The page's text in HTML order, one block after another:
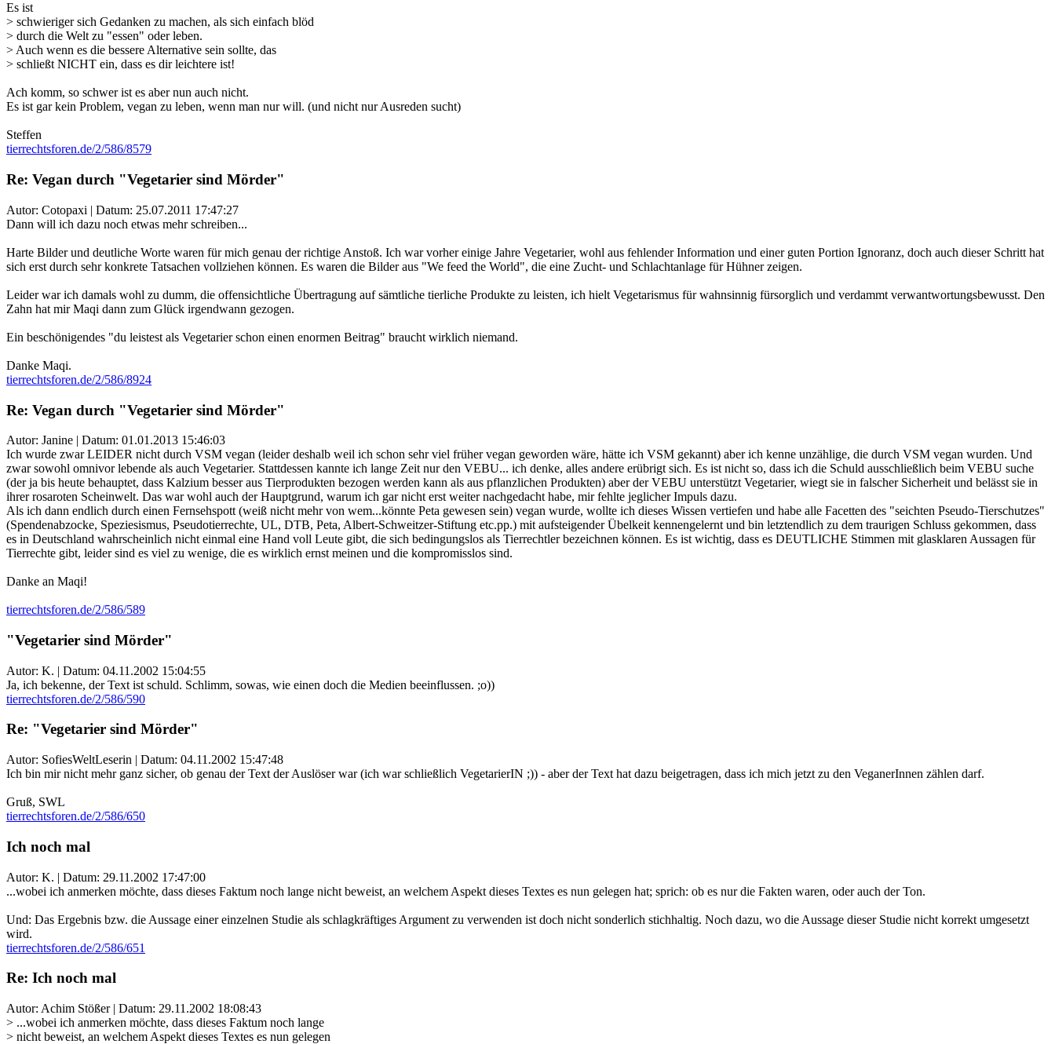
Es ist
> schwieriger sich Gedanken zu machen, als sich einfach blöd
> durch die Welt zu "essen" oder leben.
> Auch wenn es die bessere Alternative sein sollte, das
> schließt NICHT ein, dass es dir leichtere ist!
Ach komm, so schwer ist es aber nun auch nicht.
Es ist gar kein Problem, vegan zu leben, wenn man nur will. (und nicht nur Ausreden sucht)
Steffen
tierrechtsforen.de/2/586/8579
Re: Vegan durch "Vegetarier sind Mörder"
Autor: Cotopaxi | Datum: 25.07.2011 17:47:27
Dann will ich dazu noch etwas mehr schreiben...
Harte Bilder und deutliche Worte waren für mich genau der richtige Anstoß. Ich war vorher einige Jahre Vegetarier, wohl aus fehlender Information und einer guten Portion Ignoranz, doch auch dieser Schritt hat
sich erst durch sehr konkrete Tatsachen vollziehen können. Es waren die Bilder aus "We feed the World", die eine Zucht- und Schlachtanlage für Hühner zeigen.
Leider war ich damals wohl zu dumm, die offensichtliche Übertragung auf sämtliche tierliche Produkte zu leisten, ich hielt Vegetarismus für wahnsinnig fürsorglich und verdammt verwantwortungsbewusst. Den
Zahn hat mir Maqi dann zum Glück irgendwann gezogen.
Ein beschönigendes "du leistest als Vegetarier schon einen enormen Beitrag" braucht wirklich niemand.
Danke Maqi.
tierrechtsforen.de/2/586/8924
Re: Vegan durch "Vegetarier sind Mörder"
Autor: Janine | Datum: 01.01.2013 15:46:03
Ich wurde zwar LEIDER nicht durch VSM vegan (leider deshalb weil ich schon sehr viel früher vegan geworden wäre, hätte ich VSM gekannt) aber ich kenne unzählige, die durch VSM vegan wurden. Und
zwar sowohl omnivor lebende als auch Vegetarier. Stattdessen kannte ich lange Zeit nur den VEBU... ich denke, alles andere erübrigt sich. Es ist nicht so, dass ich die Schuld ausschließlich beim VEBU suche
(der ja bis heute behauptet, dass Kalzium besser aus Tierprodukten bezogen werden kann als aus pflanzlichen Produkten) aber der VEBU unterstützt Vegetarier, wiegt sie in falscher Sicherheit und belässt sie in
ihrer rosaroten Scheinwelt. Das war wohl auch der Hauptgrund, warum ich gar nicht erst weiter nachgedacht habe, mir fehlte jeglicher Impuls dazu.
Als ich dann endlich durch einen Fernsehspott (weiß nicht mehr von wem...könnte Peta gewesen sein) vegan wurde, wollte ich dieses Wissen vertiefen und habe alle Facetten des "seichten Pseudo-Tierschutzes"
(Spendenabzocke, Speziesismus, Pseudotierrechte, UL, DTB, Peta, Albert-Schweitzer-Stiftung etc.pp.) mit aufsteigender Übelkeit kennengelernt und bin letztendlich zu dem traurigen Schluss gekommen, dass
es in Deutschland wahrscheinlich nicht einmal eine Hand voll Leute gibt, die sich bedingungslos als Tierrechtler bezeichnen können. Es ist wichtig, dass es DEUTLICHE Stimmen mit glasklaren Aussagen für
Tierrechte gibt, leider sind es viel zu wenige, die es wirklich ernst meinen und die kompromisslos sind.
Danke an Maqi!
tierrechtsforen.de/2/586/589
"Vegetarier sind Mörder"
Autor: K. | Datum: 04.11.2002 15:04:55
Ja, ich bekenne, der Text ist schuld. Schlimm, sowas, wie einen doch die Medien beeinflussen. ;o))
tierrechtsforen.de/2/586/590
Re: "Vegetarier sind Mörder"
Autor: SofiesWeltLeserin | Datum: 04.11.2002 15:47:48
Ich bin mir nicht mehr ganz sicher, ob genau der Text der Auslöser war (ich war schließlich VegetarierIN ;)) - aber der Text hat dazu beigetragen, dass ich mich jetzt zu den VeganerInnen zählen darf.
Gruß, SWL
tierrechtsforen.de/2/586/650
Ich noch mal
Autor: K. | Datum: 29.11.2002 17:47:00
...wobei ich anmerken möchte, dass dieses Faktum noch lange nicht beweist, an welchem Aspekt dieses Textes es nun gelegen hat; sprich: ob es nur die Fakten waren, oder auch der Ton.
Und: Das Ergebnis bzw. die Aussage einer einzelnen Studie als schlagkräftiges Argument zu verwenden ist doch nicht sonderlich stichhaltig. Noch dazu, wo die Aussage dieser Studie nicht korrekt umgesetzt
wird.
tierrechtsforen.de/2/586/651
Re: Ich noch mal
Autor: Achim Stößer | Datum: 29.11.2002 18:08:43
> ...wobei ich anmerken möchte, dass dieses Faktum noch lange
> nicht beweist, an welchem Aspekt dieses Textes es nun gelegen